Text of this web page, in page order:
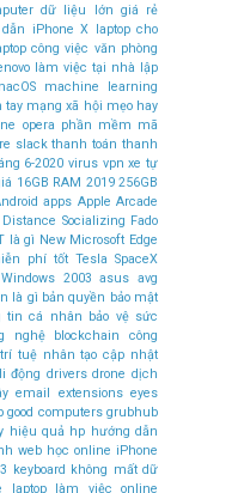
dữ liệu lớn giá rẻ
iPhone X laptop cho
công việc văn phòng
làm việc tại nhà lập
machine learning
tay mạng xã hội mẹo hay
opera phần mềm mã
slack thanh toán thanh
6-2020 virus vpn xe tự
16GB RAM 2019 256GB
apps Apple Arcade
Distance Socializing Fado
là gì New Microsoft Edge
phí tốt Tesla SpaceX
Windows 2003 asus avg
là gì bản quyền bảo mật
tin cá nhân bảo vệ sức
nghệ blockchain
công
tuệ nhân tạo cập nhật
động drivers drone dịch
email extensions eyes
good computers grubhub
hiệu quả hp hướng dẫn
web học online iPhone
keyboard không mất dữ
laptop làm việc online